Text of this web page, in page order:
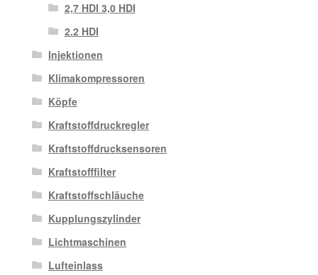
2,7 HDI 3,0 HDI
2.2 HDI
Injektionen
Klimakompressoren
Köpfe
Kraftstoffdruckregler
Kraftstoffdrucksensoren
Kraftstofffilter
Kraftstoffschläuche
Kupplungszylinder
Lichtmaschinen
Lufteinlass